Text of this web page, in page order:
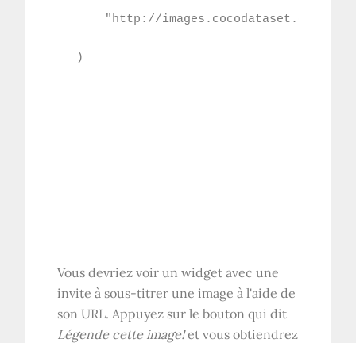
"http://images.cocodataset.org/
Vous devriez voir un widget avec une
invite à sous-titrer une image à l'aide de
son URL. Appuyez sur le bouton qui dit
Légende cette image!et vous obtiendrez